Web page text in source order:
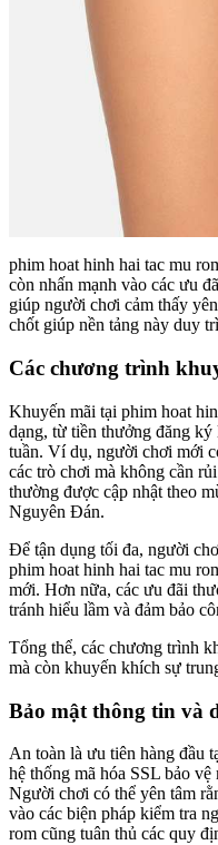
phim hoat hinh hai tac mu
còn nhấn mạnh vào các ưu
giúp người chơi cảm thấy
chốt giúp nền tảng này duy
Các chương trình
Khuyến mãi tại phim hoat
dạng, từ tiền thưởng đăng ký
tuần. Ví dụ, người chơi mới
các trò chơi mà không cần
thường được cập nhật theo
Nguyên Đán.
Để tận dụng tối đa, người
phim hoat hinh hai tac mu
mới. Hơn nữa, các ưu đãi
tránh hiểu lầm và đảm bảo
Tổng thể, các chương trình
mà còn khuyến khích sự
Bảo mật thông tin và
An toàn là ưu tiên hàng đầu
hệ thống mã hóa SSL bảo
Người chơi có thể yên tâm
vào các biện pháp kiểm tra
rom cũng tuân thủ các quy